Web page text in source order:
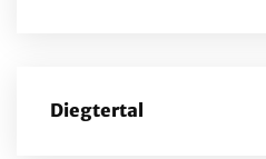
Diegtertal